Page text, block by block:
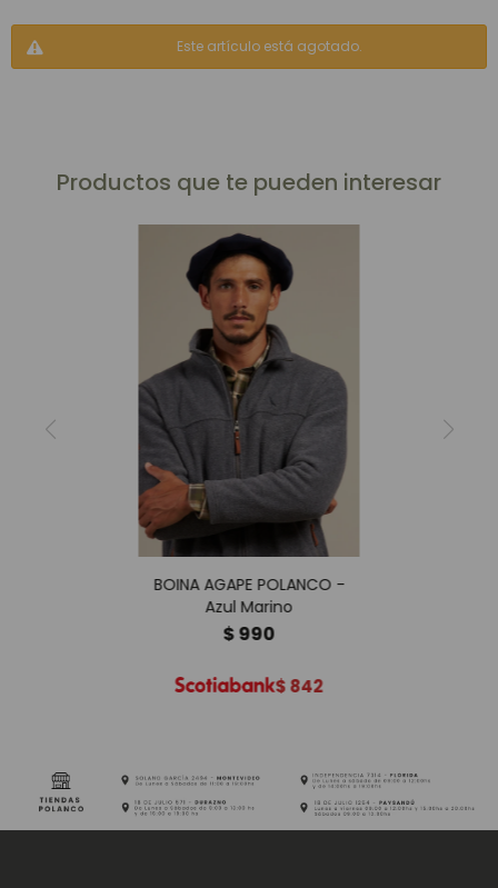
Este artículo está agotado.
Productos que te pueden interesar
BOINA AGAPE POLANCO -
Azul Marino
$990
$842